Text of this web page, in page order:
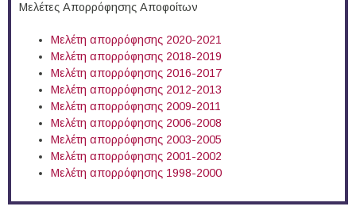
Μελέτες Απορρόφησης Αποφοίτων
Μελέτη απορρόφησης 2020-2021
Μελέτη απορρόφησης 2018-2019
Μελέτη απορρόφησης 2016-2017
Μελέτη απορρόφησης 2012-2013
Μελέτη απορρόφησης 2009-2011
Μελέτη απορρόφησης 2006-2008
Μελέτη απορρόφησης 2003-2005
Μελέτη απορρόφησης 2001-2002
Μελέτη απορρόφησης 1998-2000